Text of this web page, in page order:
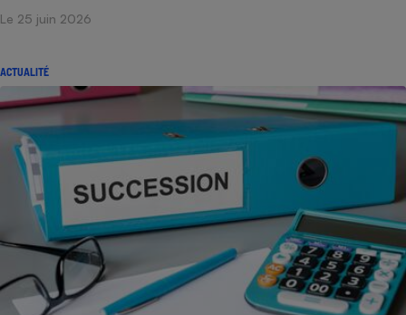
Le 25 juin 2026
ACTUALITÉ